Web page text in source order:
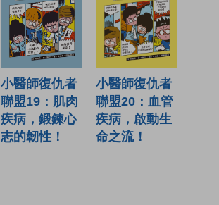
小醫師復仇者
聯盟19：肌肉
疾病，鍛鍊心
志的韌性！
小醫師復仇者
聯盟20：血管
疾病，啟動生
命之流！